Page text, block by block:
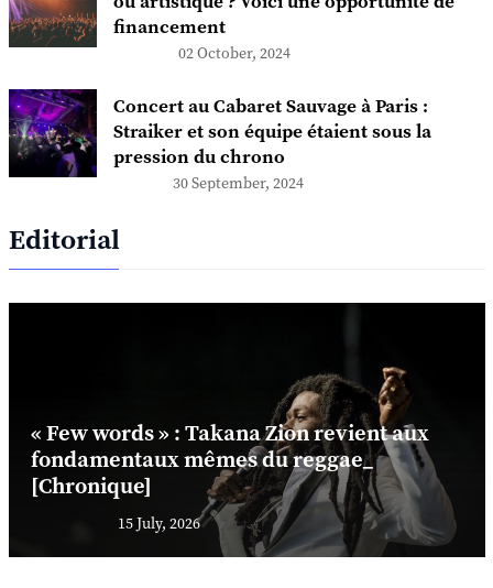
financement
02 October, 2024
Concert au Cabaret Sauvage à Paris :
Straiker et son équipe étaient sous la
pression du chrono
30 September, 2024
Editorial
« Few words » : Takana Zion revient aux
fondamentaux mêmes du reggae_
[Chronique]
15 July, 2026